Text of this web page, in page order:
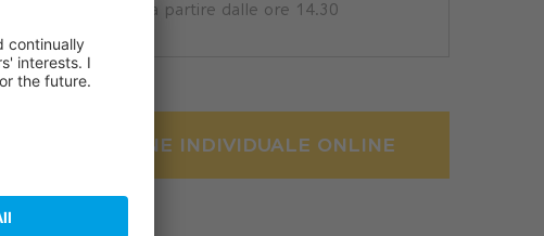
solo per 2 ore a partire dalle ore 14.30
LA LEZIONE INDIVIDUALE ONLINE